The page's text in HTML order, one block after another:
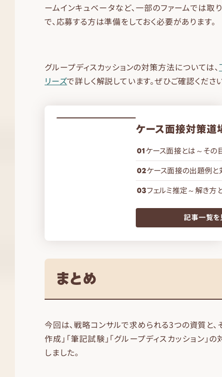
ームインキュベータなど、一部のファームでは取
で、応募する方は準備をしておく必要があります。
グループディスカッションの対策方法については、
リーズで詳しく解説しています。ぜひご確認くださ
ケース面接対策道
ケース面接とは～その
ケース面接の出題例
フェルミ推定～解き方
記事一覧を
まとめ
今回は、戦略コンサルで求められる3つの資質と、
作成」「筆記試験」「グループディスカッション」
しました。